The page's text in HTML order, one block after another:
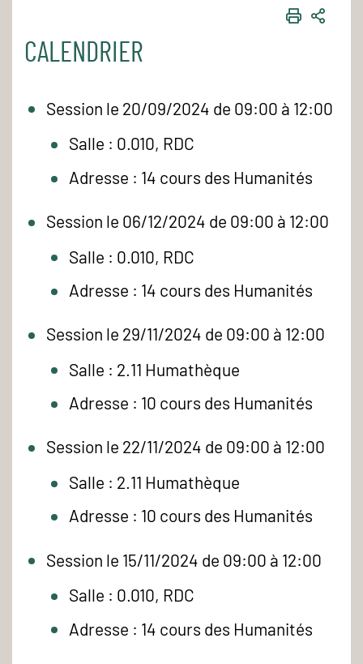
CALENDRIER
Session le 20/09/2024 de 09:00 à 12:00
Salle : 0.010, RDC
Adresse : 14 cours des Humanités
Session le 06/12/2024 de 09:00 à 12:00
Salle : 0.010, RDC
Adresse : 14 cours des Humanités
Session le 29/11/2024 de 09:00 à 12:00
Salle : 2.11 Humathèque
Adresse : 10 cours des Humanités
Session le 22/11/2024 de 09:00 à 12:00
Salle : 2.11 Humathèque
Adresse : 10 cours des Humanités
Session le 15/11/2024 de 09:00 à 12:00
Salle : 0.010, RDC
Adresse : 14 cours des Humanités